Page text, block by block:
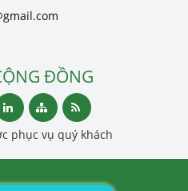
ĐỒNG
phục vụ quý khách